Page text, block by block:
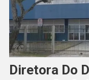
Diretora Do